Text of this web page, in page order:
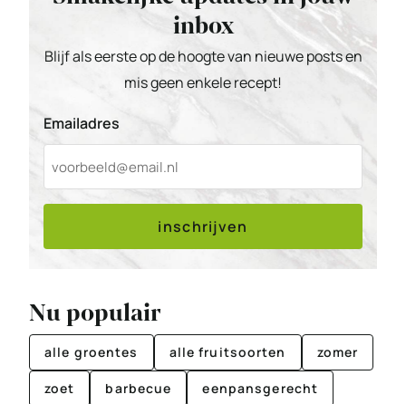
inbox
Blijf als eerste op de hoogte van nieuwe posts en
mis geen enkele recept!
Emailadres
inschrijven
Nu populair
alle groentes alle fruitsoorten zomer
zoet barbecue eenpansgerecht